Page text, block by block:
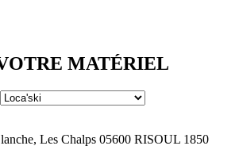
MATÉRIEL
Les Chalps 05600 RISOUL 1850